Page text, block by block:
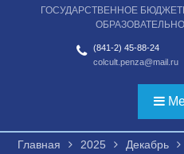
ГОСУДАРСТВЕННОЕ
(841-2) 45-88-24
colcult.penza@mail.ru
Главная 2025 Декабрь